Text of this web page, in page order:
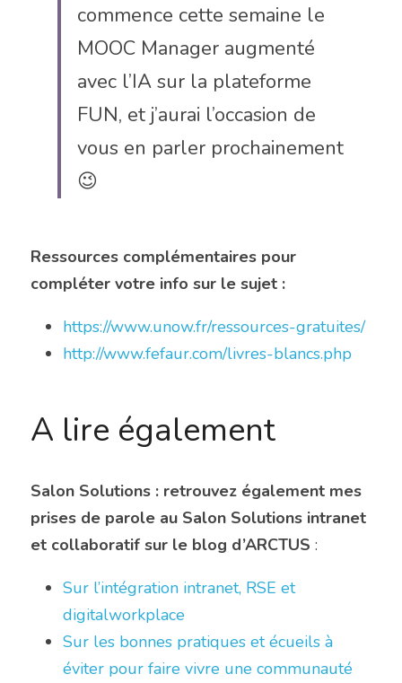
commence cette semaine le
MOOC Manager augmenté
avec l’IA sur la plateforme
FUN, et j’aurai l’occasion de
vous en parler prochainement
😉
Ressources complémentaires pour
compléter votre info sur le sujet :
https://www.unow.fr/ressources-gratuites/
http://www.fefaur.com/livres-blancs.php
A lire également
Salon Solutions : retrouvez également mes
prises de parole au Salon Solutions intranet
et collaboratif sur le blog d’ARCTUS :
Sur l’intégration intranet, RSE et
digitalworkplace
Sur les bonnes pratiques et écueils à
éviter pour faire vivre une communauté